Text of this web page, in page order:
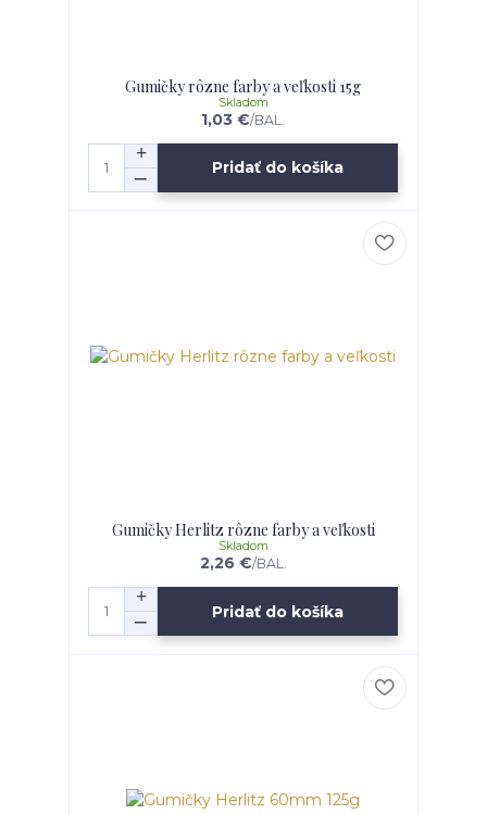
Gumičky rôzne farby a veľkosti 15g
1,03 €/BAL.
Skladom
Pridať do košíka
Gumičky Herlitz rôzne farby a veľkosti
2,26 €/BAL.
Skladom
Pridať do košíka